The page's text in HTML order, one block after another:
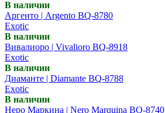
В наличии
Аргенто | Argento BQ-8780
Exotic
В наличии
Вивалиоро | Vivalioro BQ-8918
Exotic
В наличии
Диаманте | Diamante BQ-8788
Exotic
В наличии
Неро Маркина | Nero Marquina BQ-8740